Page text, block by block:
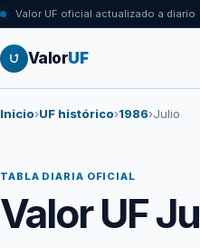
Valor UF oficial actualizado a diario
ValorUF
Inicio›UF histórico›1986›Julio
TABLA DIARIA OFICIAL
Valor UF